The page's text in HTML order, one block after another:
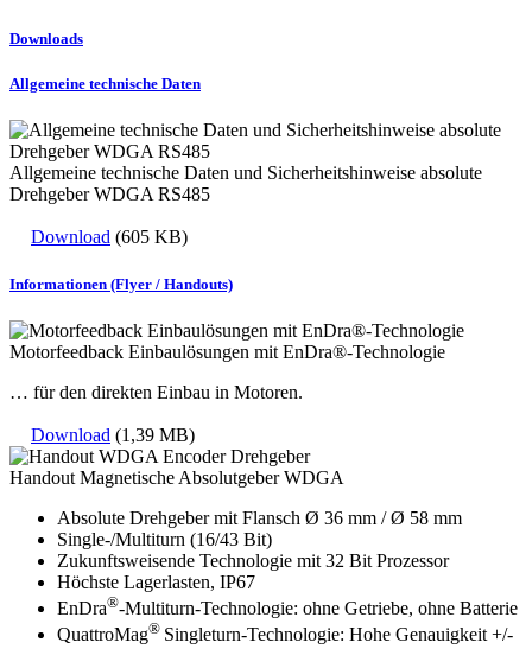
Downloads
Allgemeine technische Daten
Allgemeine technische Daten und Sicherheitshinweise absolute
Drehgeber WDGA RS485
Download (605 KB)
Informationen (Flyer / Handouts)
Motorfeedback Einbaulösungen mit EnDra®-Technologie
… für den direkten Einbau in Motoren.
Download (1,39 MB)
Handout Magnetische Absolutgeber WDGA
Absolute Drehgeber mit Flansch Ø 36 mm / Ø 58 mm
Single-/Multiturn (16/43 Bit)
Zukunftsweisende Technologie mit 32 Bit Prozessor
Höchste Lagerlasten, IP67
EnDra®-Multiturn-Technologie: ohne Getriebe, ohne Batterie
QuattroMag® Singleturn-Technologie: Hohe Genauigkeit +/-